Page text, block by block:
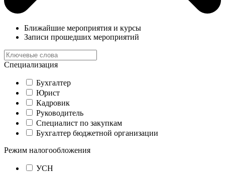
Ближайшие мероприятия и курсы
Записи прошедших мероприятий
Специализация
Бухгалтер
Юрист
Кадровик
Руководитель
Специалист по закупкам
Бухгалтер бюджетной организации
Режим налогообложения
УСН